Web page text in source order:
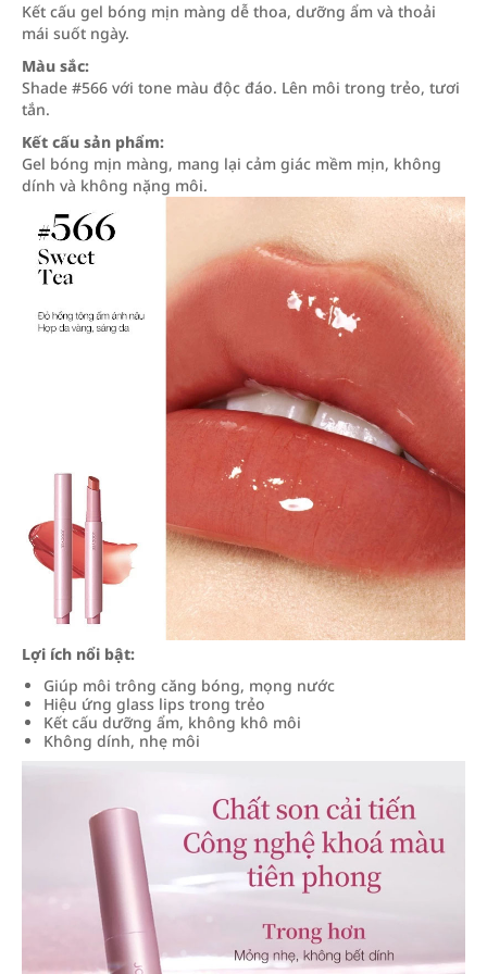
Kết cấu gel bóng mịn màng dễ thoa, dưỡng ẩm và thoải
mái suốt ngày.
Màu sắc:
Shade #566 với tone màu độc đáo. Lên môi trong trẻo, tươi
tắn.
Kết cấu sản phẩm:
Gel bóng mịn màng, mang lại cảm giác mềm mịn, không
dính và không nặng môi.
Lợi ích nổi bật:
Giúp môi trông căng bóng, mọng nước
Hiệu ứng glass lips trong trẻo
Kết cấu dưỡng ẩm, không khô môi
Không dính, nhẹ môi